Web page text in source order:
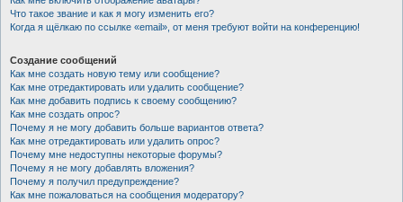
Что такое звание и как я могу изменить его?
Когда я щёлкаю по ссылке «email», от меня требуют войти на конференцию!
Создание сообщений
Как мне создать новую тему или сообщение?
Как мне отредактировать или удалить сообщение?
Как мне добавить подпись к своему сообщению?
Как мне создать опрос?
Почему я не могу добавить больше вариантов ответа?
Как мне отредактировать или удалить опрос?
Почему мне недоступны некоторые форумы?
Почему я не могу добавлять вложения?
Почему я получил предупреждение?
Как мне пожаловаться на сообщения модератору?